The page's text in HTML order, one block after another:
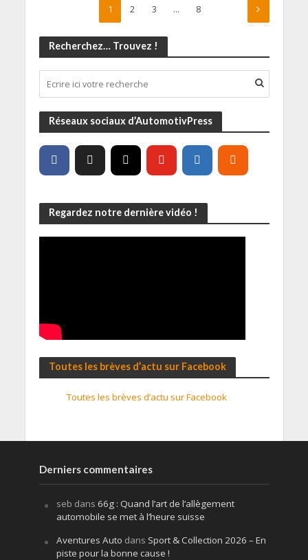
1 2 3 … 8
Recherchez… Trouvez !
Réseaux sociaux d’AutomotivPress
Regardez notre dernière vidéo !
Toutes les brèves d’actu sur Facebook
Toutes les brèves d’actu sur Facebook
Derniers commentaires
seb dans 66g : Quand l’art de l’allègement
automobile se met à l’heure suisse
Aventures Auto dans Sport & Collection 2026 – En
piste pour la bonne cause !